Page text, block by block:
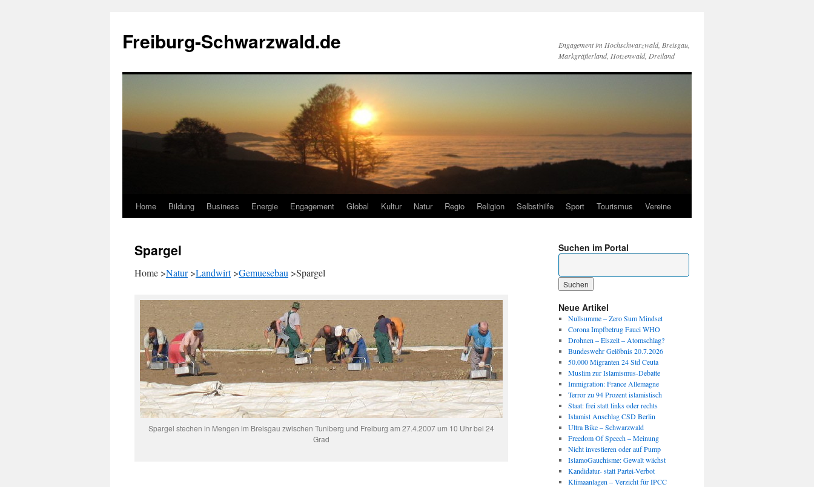
springen
Freiburg-Schwarzwald.de
Engagement im Hochschwarzwald, Breisgau,
Markgräflerland, Hotzenwald, Dreiland
Home Bildung Business Energie Engagement Global Kultur Natur Regio Religion Selbsthilfe Sport Tourismus Vereine
Spargel
Home >Natur>Landwirt>Gemuesebau >Spargel
Spargel stechen in Mengen im Breisgau zwischen Tuniberg und Freiburg am 27.4.2007 um 10 Uhr bei 24
Grad
Suchen im Portal
Neue Artikel
Nullsumme – Zero Sum Mindset
Corona Impfbetrug Fauci WHO
Drohnen – Eiszeit – Atomschlag?
Bundeswehr Gelöbnis 20.7.2026
50.000 Migranten 24 Std Ceuta
Muslim zur Islamismus-Debatte
Immigration: France Allemagne
Terror zu 94 Prozent islamistisch
Staat: frei statt links oder rechts
Islamist Anschlag CSD Berlin
Ultra Bike – Schwarzwald
Freedom Of Speech – Meinung
Nicht investieren oder auf Pump
IslamoGauchisme: Gewalt wächst
Kandidatur- statt Partei-Verbot
Klimaanlagen – Verzicht für IPCC